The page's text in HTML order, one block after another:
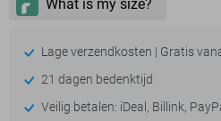
Lage verzendkosten | Gratis
21 dagen bedenktijd
Veilig betalen: iDeal, Billink,